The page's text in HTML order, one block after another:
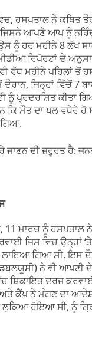
ਹਸਪਤਾਲ ਨੇ ਕਥਿਤ
ਜਿਸਨੇ ਆਪਣੇ ਆਪ ਨੂੰ
ਨੂੰ ਹਰ ਮਹੀਨੇ 8 ਲੱਖ
ਰਿਪੋਰਟਾਂ ਦੇ
ਵੱਧ ਮਹੀਨੇ ਪਹਿਲਾਂ ਤੋਂ
ਜਿਨ੍ਹਾਂ ਵਿੱਚੋਂ 7
ਨੂੰ ਪ੍ਰਦਰਸ਼ਿਤ ਕੀਤਾ
ਕਿ ਮੌਤ ਦਾ ਪਲ ਵਧੇਰੇ ਹੋ
ਜਾਣਨ ਦੀ ਜ਼ਰੂਰਤ ਹੈ:
ਮਾਰਚ ਨੂੰ ਹਸਪਤਾਲ
ਜਿਸ ਵਿਚ ਉਨ੍ਹਾਂ
ਗਿਆ ਸੀ. ਇਸ
ਨੇ ਵੀ ਆਪਣੀ
ਸ਼ਿਕਾਇਤ ਦਰਜ
ਅਤੇ ਕੈਂਪ ਨੇ ਮੰਗਣ ਦਾ
ਲੁਕਿਆ ਹੋਇਆ ਸੀ, ਨੂੰ